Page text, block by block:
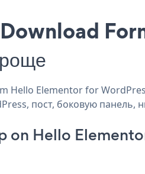
Download
Elementor for
пост, боковую панель,
on Hello